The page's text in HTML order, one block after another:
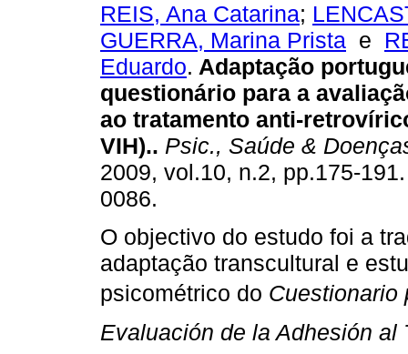
REIS, Ana Catarina;
GUERRA, Marina Prista e
Eduardo. Adaptação
questionário para a
ao tratamento anti-
VIH).. Psic., Saúde &
2009, vol.10, n.2, pp.175-
0086.
O objectivo do estudo foi a
adaptação transcultural e
psicométrico do
Evaluación de la Adhesión